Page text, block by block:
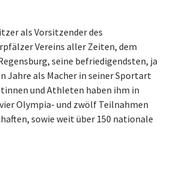
als Vorsitzender des
Vereins aller Zeiten, dem
seine befriedigendsten, ja
Jahre als Macher in seiner Sportart
und Athleten haben ihm in
Olympia- und zwölf Teilnahmen
sowie weit über 150 nationale